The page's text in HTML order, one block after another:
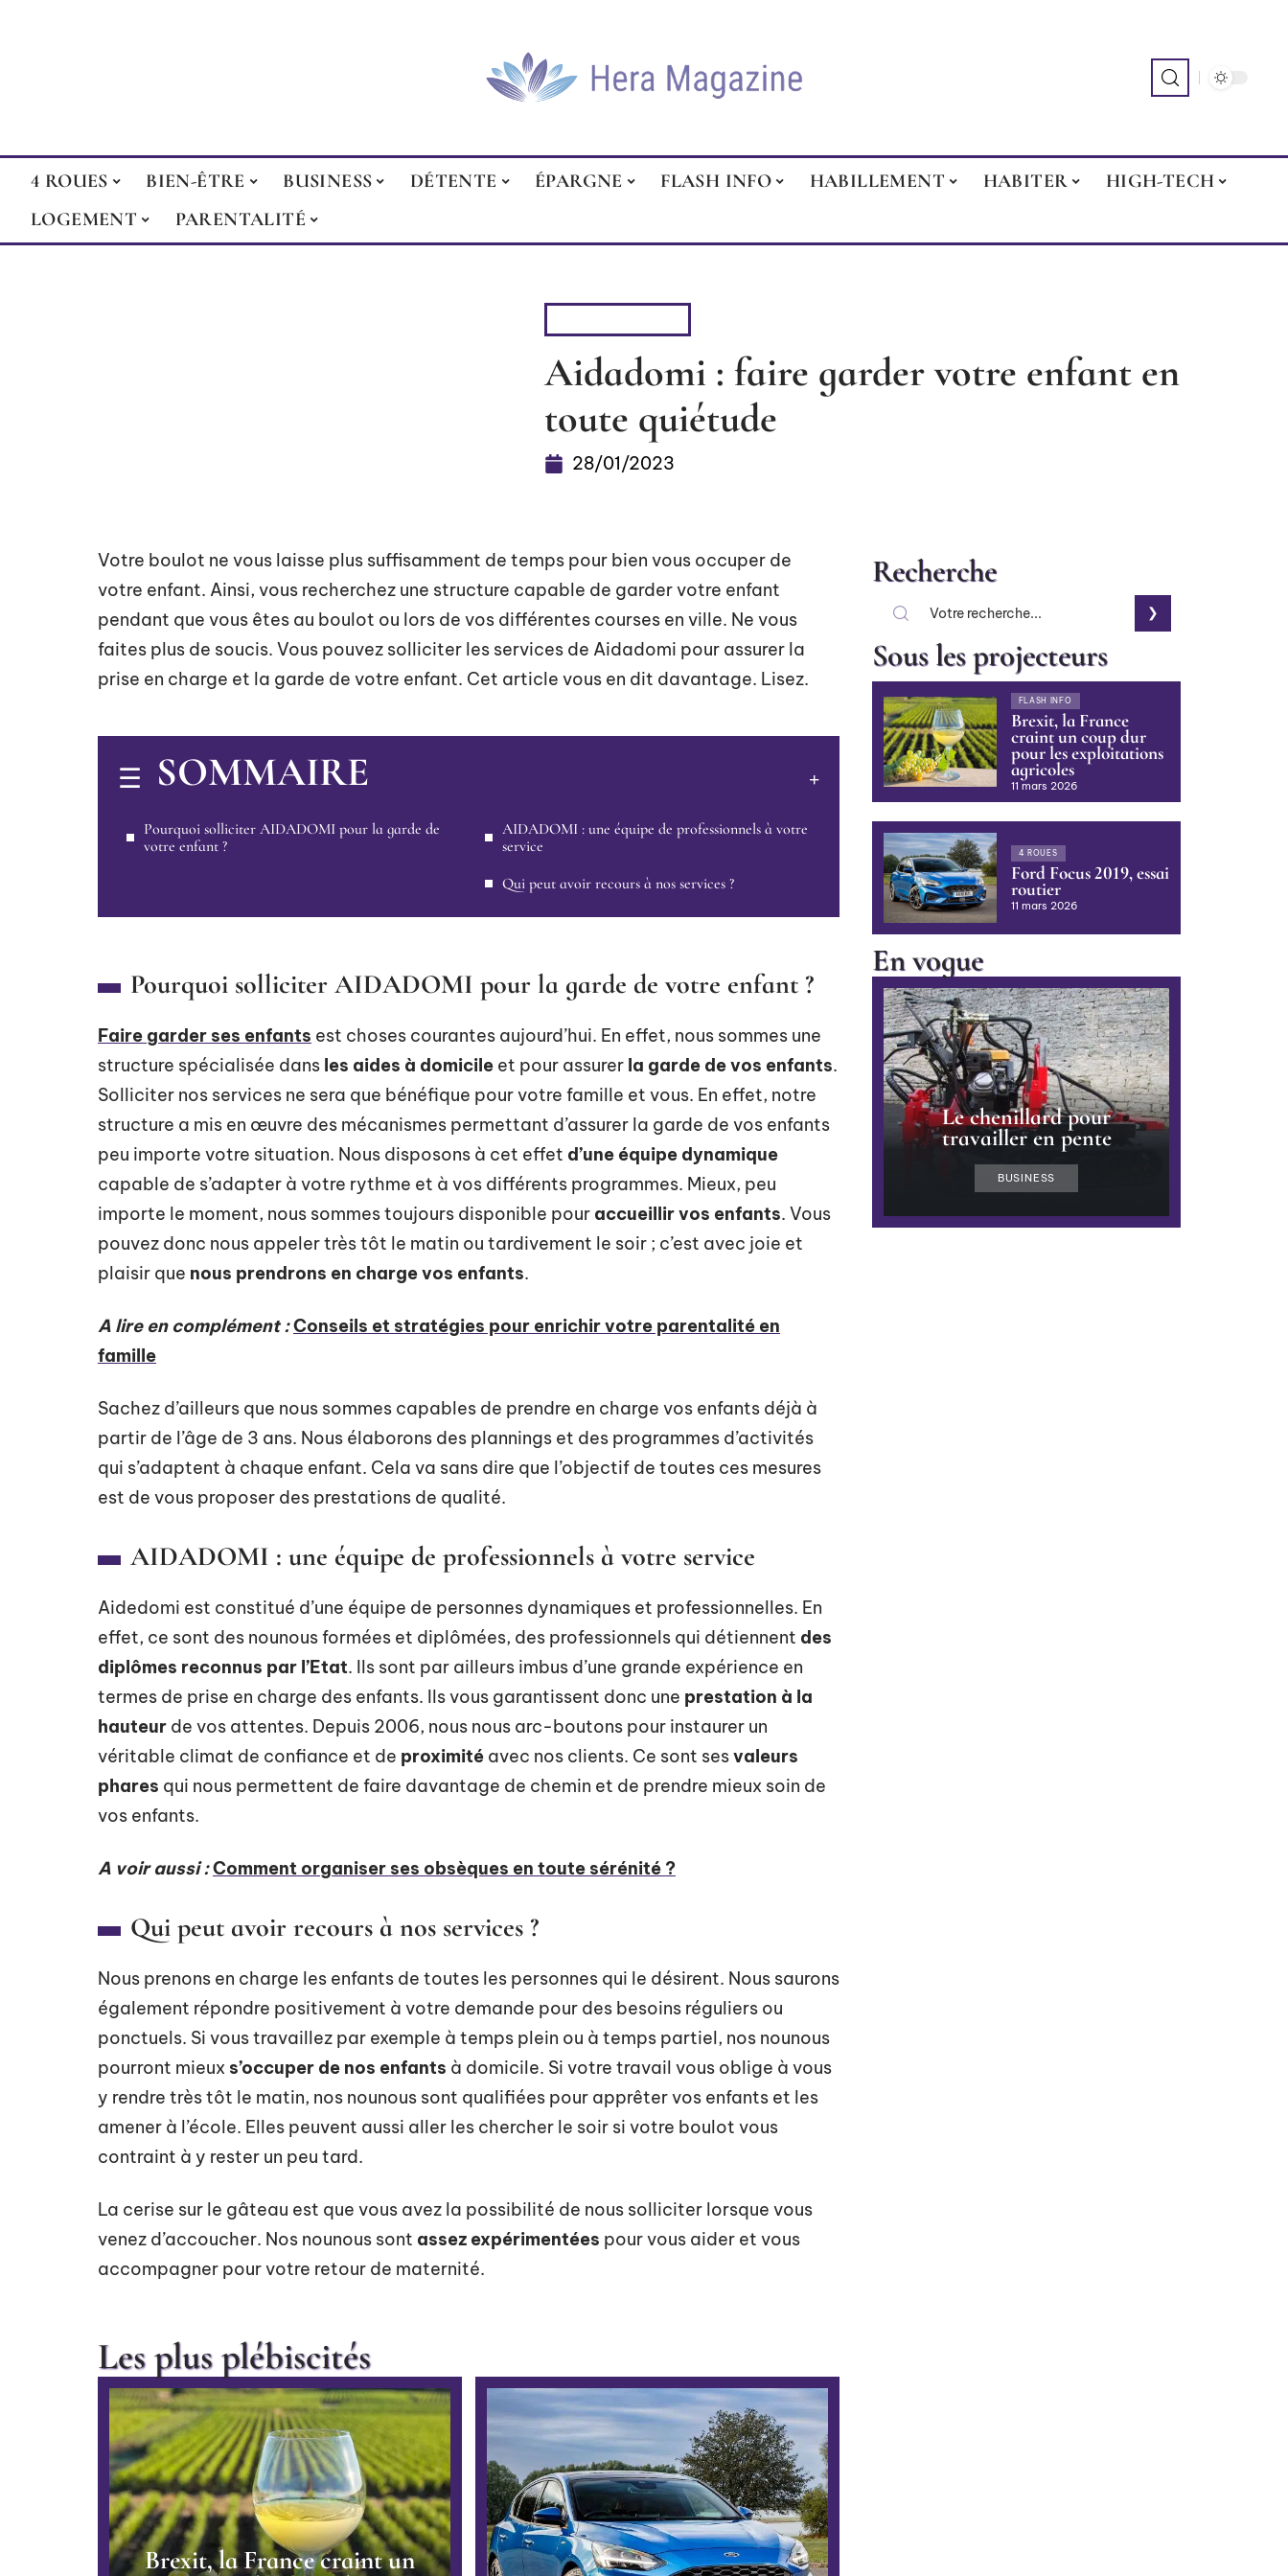
4 ROUES BIEN-ÊTRE BUSINESS DÉTENTE ÉPARGNE FLASH INFO HABILLEMENT HABITER
HIGH-TECH
LOGEMENT
PARENTALITÉ
Aidadomi : faire garder votre enfant en
toute quiétude
28/01/2023
Votre boulot ne vous laisse plus suffisamment de temps pour bien vous occuper de
votre enfant. Ainsi, vous recherchez une structure capable de garder votre enfant
pendant que vous êtes au boulot ou lors de vos différentes courses en ville. Ne vous
faites plus de soucis. Vous pouvez solliciter les services de Aidadomi pour assurer la
prise en charge et la garde de votre enfant. Cet article vous en dit davantage. Lisez.
SOMMAIRE
Pourquoi solliciter AIDADOMI pour la garde de
votre enfant ?
AIDADOMI : une équipe de professionnels à votre
service
Qui peut avoir recours à nos services ?
Pourquoi solliciter AIDADOMI pour la garde de votre enfant ?
Faire garder ses enfants est choses courantes aujourd’hui. En effet, nous sommes une
structure spécialisée dans les aides à domicile et pour assurer la garde de vos enfants.
Solliciter nos services ne sera que bénéfique pour votre famille et vous. En effet, notre
structure a mis en œuvre des mécanismes permettant d’assurer la garde de vos enfants
peu importe votre situation. Nous disposons à cet effet d’une équipe dynamique
capable de s’adapter à votre rythme et à vos différents programmes. Mieux, peu
importe le moment, nous sommes toujours disponible pour accueillir vos enfants. Vous
pouvez donc nous appeler très tôt le matin ou tardivement le soir ; c’est avec joie et
plaisir que nous prendrons en charge vos enfants.
A lire en complément :Conseils et stratégies pour enrichir votre parentalité en
famille
Sachez d’ailleurs que nous sommes capables de prendre en charge vos enfants déjà à
partir de l’âge de 3 ans. Nous élaborons des plannings et des programmes d’activités
qui s’adaptent à chaque enfant. Cela va sans dire que l’objectif de toutes ces mesures
est de vous proposer des prestations de qualité.
AIDADOMI : une équipe de professionnels à votre service
Aidedomi est constitué d’une équipe de personnes dynamiques et professionnelles. En
effet, ce sont des nounous formées et diplômées, des professionnels qui détiennent des
diplômes reconnus par l’Etat. Ils sont par ailleurs imbus d’une grande expérience en
termes de prise en charge des enfants. Ils vous garantissent donc une prestation à la
hauteur de vos attentes. Depuis 2006, nous nous arc-boutons pour instaurer un
véritable climat de confiance et de proximité avec nos clients. Ce sont sesvaleurs
phares qui nous permettent de faire davantage de chemin et de prendre mieux soin de
vos enfants.
A voir aussi :Comment organiser ses obsèques en toute sérénité ?
Qui peut avoir recours à nos services ?
Nous prenons en charge les enfants de toutes les personnes qui le désirent. Nous saurons
également répondre positivement à votre demande pour des besoins réguliers ou
ponctuels. Si vous travaillez par exemple à temps plein ou à temps partiel, nos nounous
pourront mieux s’occuper de nos enfants à domicile. Si votre travail vous oblige à vous
y rendre très tôt le matin, nos nounous sont qualifiées pour apprêter vos enfants et les
amener à l’école. Elles peuvent aussi aller les chercher le soir si votre boulot vous
contraint à y rester un peu tard.
La cerise sur le gâteau est que vous avez la possibilité de nous solliciter lorsque vous
venez d’accoucher. Nos nounous sont assez expérimentées pour vous aider et vous
accompagner pour votre retour de maternité.
Les plus plébiscités
Brexit, la France craint un
Recherche
Sous les projecteurs
FLASH INFO
Brexit, la France
craint un coup dur
pour les exploitations
agricoles
11 mars 2026
4 ROUES
Ford Focus 2019, essai
routier
11 mars 2026
En vogue
Le chenillard pour
travailler en pente
BUSINESS